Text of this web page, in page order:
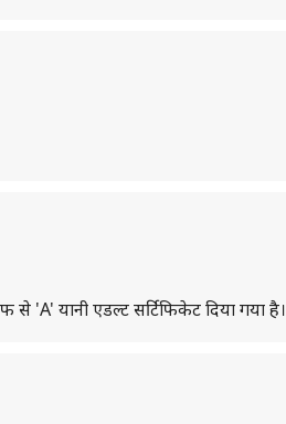
यानी एडल्ट सर्टिफिकेट दिया गया है।